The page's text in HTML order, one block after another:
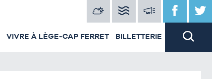
VIVRE À LÈGE-CAP FERRET BILLETTERIE